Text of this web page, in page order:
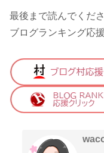
最後まで読んでくだ
ブログランキング応